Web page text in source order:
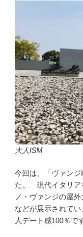
大人ISM
今回は、「ヴァン
た。 現代イタリア
ノ・ヴァンジの屋
などが展示されて
人デート感100％で